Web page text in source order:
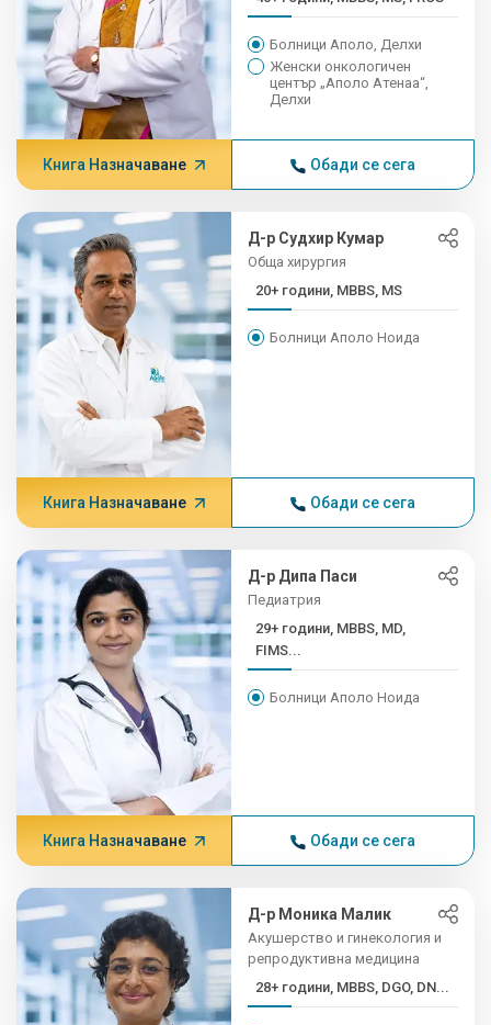
Болници Аполо, Делхи
Женски онкологичен
център „Аполо Атенаа“,
Делхи
Книга Назначаване Обади се сега
Д-р Судхир Кумар
Обща хирургия
20+ години, MBBS, MS
Болници Аполо Ноида
Книга Назначаване Обади се сега
Д-р Дипа Паси
Педиатрия
29+ години, MBBS, MD,
FIMS...
Болници Аполо Ноида
Книга Назначаване Обади се сега
Д-р Моника Малик
Акушерство и гинекология и
репродуктивна медицина
28+ години, MBBS, DGO, DN...